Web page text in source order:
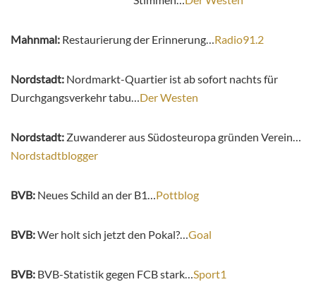
Mahnmal: Restaurierung der Erinnerung…Radio91.2
Nordstadt: Nordmarkt-Quartier ist ab sofort nachts für
Durchgangsverkehr tabu…Der Westen
Nordstadt: Zuwanderer aus Südosteuropa gründen Verein…
Nordstadtblogger
BVB: Neues Schild an der B1…Pottblog
BVB:Wer holt sich jetzt den Pokal?…Goal
BVB: BVB-Statistik gegen FCB stark…Sport1